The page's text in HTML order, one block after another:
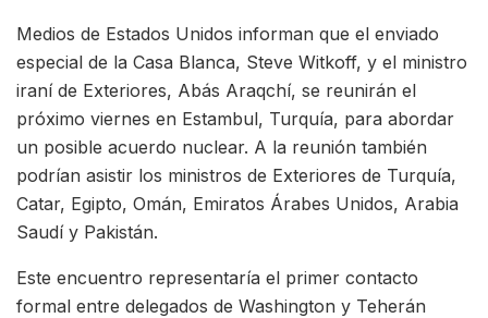
Medios de Estados Unidos informan que el enviado
especial de la Casa Blanca, Steve Witkoff, y el ministro
iraní de Exteriores, Abás Araqchí, se reunirán el
próximo viernes en Estambul, Turquía, para abordar
un posible acuerdo nuclear. A la reunión también
podrían asistir los ministros de Exteriores de Turquía,
Catar, Egipto, Omán, Emiratos Árabes Unidos, Arabia
Saudí y Pakistán.
Este encuentro representaría el primer contacto
formal entre delegados de Washington y Teherán